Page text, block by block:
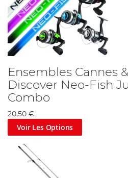
Ensembles Cannes
Discover Neo-Fish
Combo
20,50 €
Voir Les Options